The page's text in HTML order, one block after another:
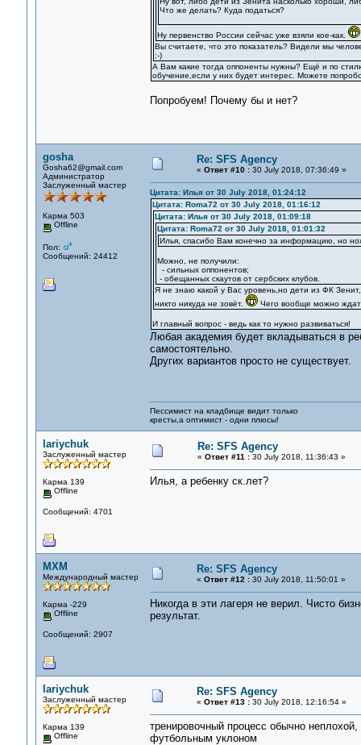
Что же делать? Куда податься?
Ну первенство России сейчас уже взяли кое-как.
Вы считаете, что это показатель? Видели мы
;-)
А Вам какие тогда оппоненты нужны? Ещё и по
обучение,если у них будет интерес. Можете
Попробуем! Почему бы и нет?
gosha
Gosha62@gmail.com
Администратор
Заслуженный мастер
Карма 503
Offline
Пол:
Сообщений: 24412
Re: SFS Agency
« Ответ #10 :30 July 2018, 07:36:49 »
Цитата: Илья от 30 July 2018, 01:24:12
Цитата: Roma72 от 30 July 2018, 01:16:12
Цитата: Илья от 30 July 2018, 01:09:18
Цитата: Roma72 от 30 July 2018, 01:01:32
Илья, спасибо Вам конечно за информацию, но
Можно, не получили:
- сильных оппонентов;
- обещанных скаутов от сербских клубов.
Я не знаю какой у Вас уровень,но дети из ФК
никто никуда не зовёт.
Чего вообще можно
И главный вопрос - ведь как то нужно развиваться!
Любая академия будет вкладываться в
самостоятельно.
Других вариантов просто не существует.
Пессимист на кладбище видит только
кресты,а оптимист - одни плюсы!
lariychuk
Заслуженный мастер
Карма 139
Offline
Сообщений: 4701
Re: SFS Agency
« Ответ #11 :30 July 2018, 11:36:43 »
Илья, а ребенку ск.лет?
MXM
Международный мастер
Карма -229
Offline
Сообщений: 2907
Re: SFS Agency
« Ответ #12 :30 July 2018, 11:50:01 »
Никогда в эти лагеря не верил. Чисто
результат.
lariychuk
Заслуженный мастер
Карма 139
Offline
Re: SFS Agency
« Ответ #13 :30 July 2018, 12:16:54 »
тренировочный процесс обычно
футбольным уклоном